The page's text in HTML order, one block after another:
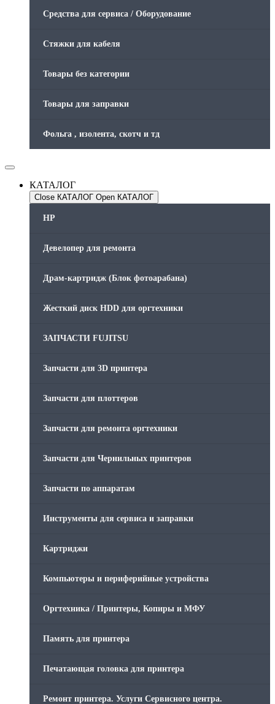
Средства для сервиса / Оборудование
Стяжки для кабеля
Товары без категории
Товары для заправки
Фольга , изолента, скотч и тд
КАТАЛОГ
Close КАТАЛОГ Open КАТАЛОГ
HP
Девелопер для ремонта
Драм-картридж (Блок фотоарабана)
Жесткий диск HDD для оргтехники
ЗАПЧАСТИ FUJITSU
Запчасти для 3D принтера
Запчасти для плоттеров
Запчасти для ремонта оргтехники
Запчасти для Чернильных принтеров
Запчасти по аппаратам
Инструменты для сервиса и заправки
Картриджи
Компьютеры и периферийные устройства
Оргтехника / Принтеры, Копиры и МФУ
Память для принтера
Печатающая головка для принтера
Ремонт принтера. Услуги Сервисного центра.